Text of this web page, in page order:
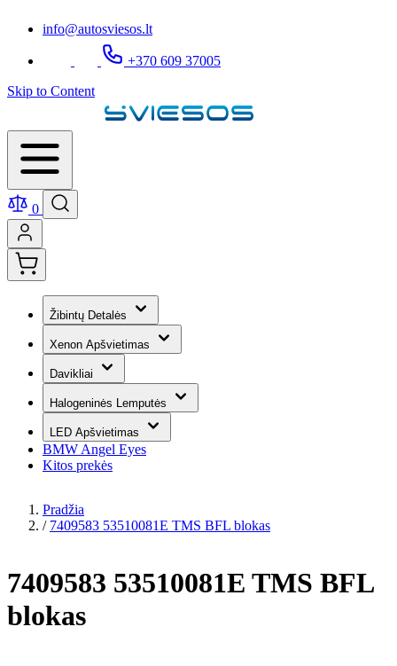
info@autosviesos.lt
+370 609 37005
Skip to Content
0
Žibintų Detalės
Xenon Apšvietimas
Davikliai
Halogeninės Lemputės
LED Apšvietimas
BMW Angel Eyes
Kitos prekės
Pradžia
/ 7409583 53510081E TMS BFL blokas
7409583 53510081E TMS BFL
blokas